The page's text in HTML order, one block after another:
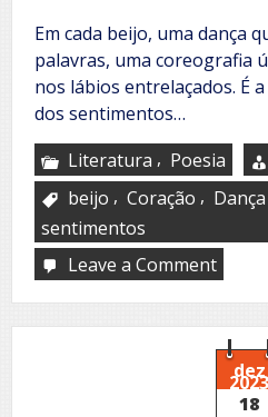
Em cada beijo, uma dança
palavras, uma coreografia
nos lábios entrelaçados. É
dos sentimentos…
Literatura , Poesia
beijo , Coração , Dança
sentimentos
Leave a Commenton
do
coração
dez
2023
18